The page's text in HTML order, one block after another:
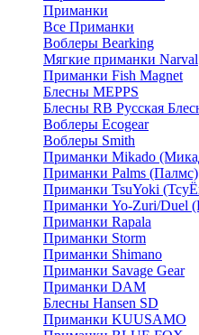
Приманки
Все Приманки
Воблеры Bearking
Мягкие приманки Narval
Приманки Fish Magnet
Блесны MEPPS
Блесны RB Русская
Воблеры Ecogear
Воблеры Smith
Приманки Mikado
Приманки Palms (Палмс)
Приманки TsuYoki
Приманки Yo-Zuri/Duel
Приманки Rapala
Приманки Storm
Приманки Shimano
Приманки Savage Gear
Приманки DAM
Блесны Hansen SD
Приманки KUUSAMO